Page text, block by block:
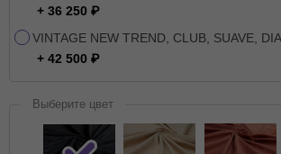
+ 36 250
VINTAGE NEW TREND, CLUB, SUAVE,
+ 42 500
Выберите цвет